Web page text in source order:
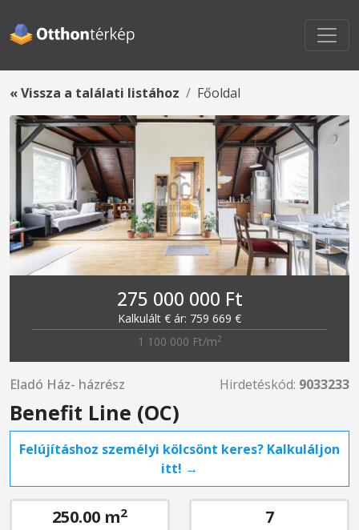
« Vissza a találati listához Főoldal
275 000 000 Ft
Kalkulált € ár: 759 669 €
1 100 000 Ft/m2
Eladó Ház- házrész Hirdetéskód: 9033233
Benefit Line (OC)
Felújításhoz személyi kölcsönt keres? Kalkuláljon
itt! →
250.00 m2 7